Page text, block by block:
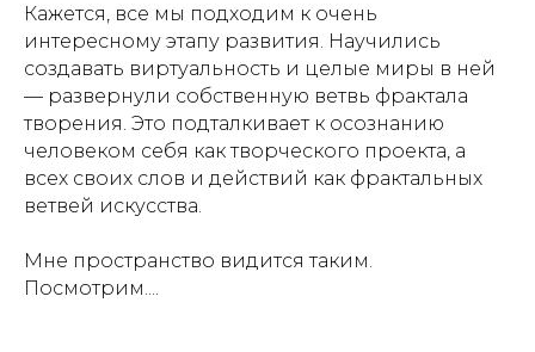
Кажется, все мы подходим к очень
интересному этапу развития. Научились
создавать виртуальность и целые миры в ней
— развернули собственную ветвь фрактала
творения. Это подталкивает к осознанию
человеком себя как творческого проекта, а
всех своих слов и действий как фрактальных
ветвей искусства.
Мне пространство видится таким.
Посмотрим....